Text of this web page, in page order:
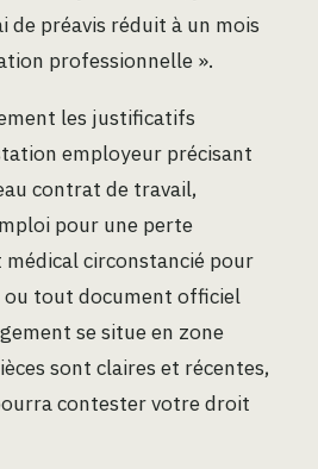
de préavis réduit à un mois
professionnelle ».
les justificatifs
employeur précisant
contrat de travail,
pour une perte
médical circonstancié pour
ou tout document officiel
se situe en zone
sont claires et récentes,
contester votre droit